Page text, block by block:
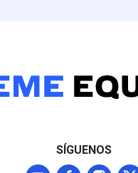
para
envíos que
SÍGUENOS